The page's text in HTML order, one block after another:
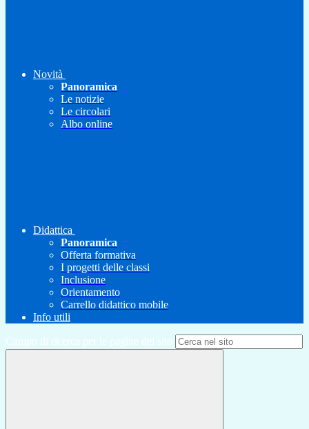
Novità
Panoramica
Le notizie
Le circolari
Albo online
Didattica
Panoramica
Offerta formativa
I progetti delle classi
Inclusione
Orientamento
Carrello didattico mobile
Info utili
Campo di ricerca per le pagine del sito